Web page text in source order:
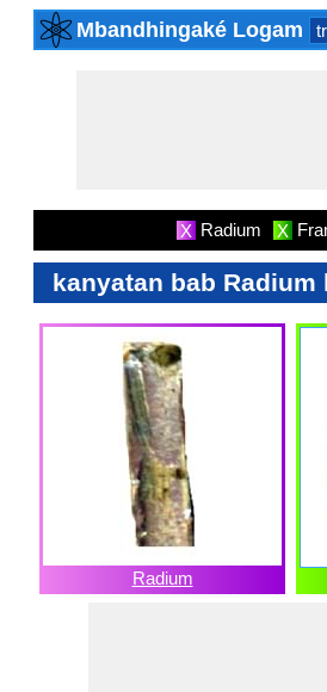
Mbandhingaké Logam
X Radium X
kanyatan bab Radium
Radium